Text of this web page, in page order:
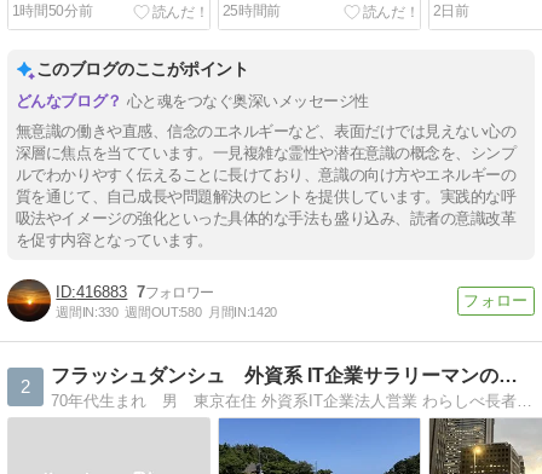
1時間50分前
25時間前
2日前
このブログのここがポイント
心と魂をつなぐ奥深いメッセージ性
無意識の働きや直感、信念のエネルギーなど、表面だけでは見えない心の
深層に焦点を当てています。一見複雑な霊性や潜在意識の概念を、シンプ
ルでわかりやすく伝えることに長けており、意識の向け方やエネルギーの
質を通じて、自己成長や問題解決のヒントを提供しています。実践的な呼
吸法やイメージの強化といった具体的な手法も盛り込み、読者の意識改革
を促す内容となっています。
416883 7
週間IN:330 週間OUT:580 月間IN:1420
2
フラッシュダンシュ 外資系 IT企業サラリーマンの断酒日記
70年代生まれ 男 東京在住 外資系IT企業法人営業 わらしべ長者的にキャリアアップをしています。 断酒による日々の変化を記録。 少しでも参考になれば嬉しいです